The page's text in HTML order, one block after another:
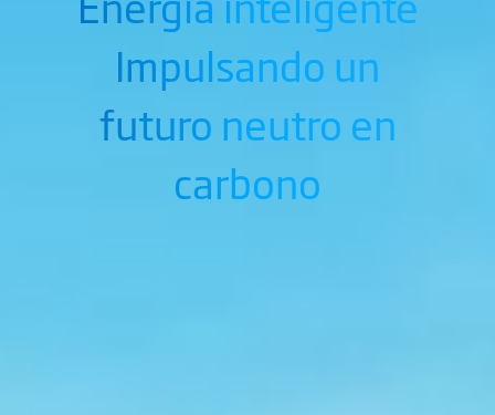
Impulsando un
futuro neutro en
carbono